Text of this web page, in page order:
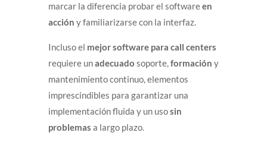
marcar la diferencia probar el softwareen
acción y familiarizarse con la interfaz.
Incluso el mejor software para call centers
requiere unadecuado soporte,formación y
mantenimiento continuo, elementos
imprescindibles para garantizar una
implementación fluida y un usosin
problemas a largo plazo.